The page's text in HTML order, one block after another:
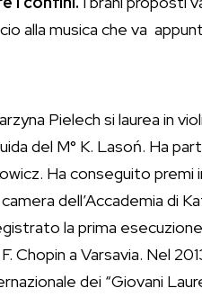
alla musica che va
Pielech si laurea in
del M° K. Lasoń. Ha
Ha conseguito premi
dell’Accademia di
la prima
Chopin a Varsavia. Nel
dei “Giovani